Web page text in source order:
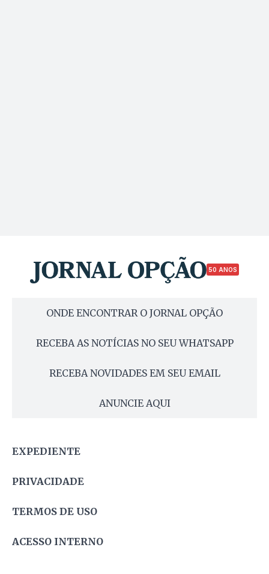
50 ANOS
ONDE ENCONTRAR O JORNAL OPÇÃO
RECEBA AS NOTÍCIAS NO SEU WHATSAPP
RECEBA NOVIDADES EM SEU EMAIL
ANUNCIE AQUI
EXPEDIENTE
PRIVACIDADE
TERMOS DE USO
ACESSO INTERNO